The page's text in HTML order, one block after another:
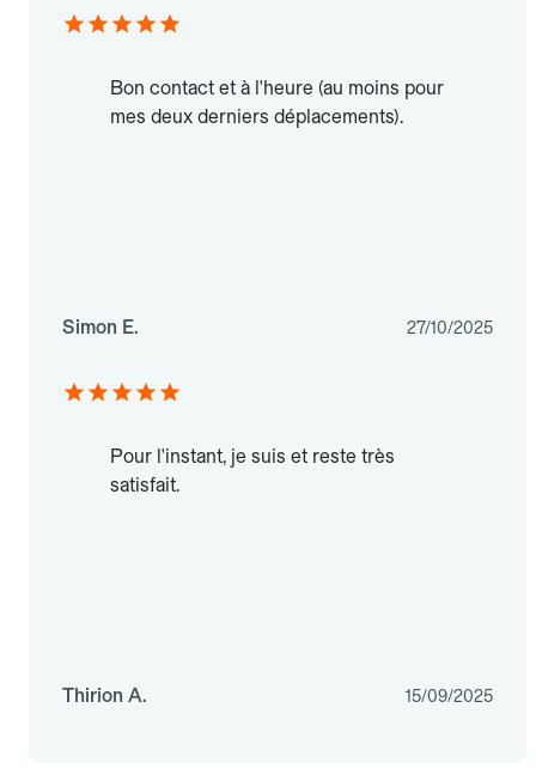
Bon contact et à l'heure (au moins pour
mes deux derniers déplacements).
Simon E. 27/10/2025
Pour l'instant, je suis et reste très
satisfait.
Thirion A. 15/09/2025